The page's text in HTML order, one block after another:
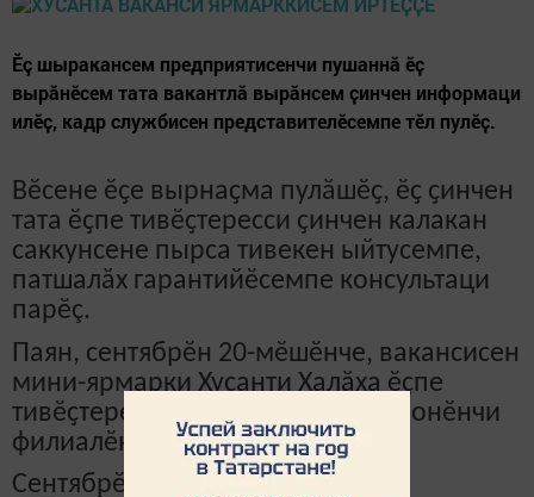
​​​​​​​Ӗç шыракансем предприятисенчи пушаннă ӗҫ
вырӑнӗсем тата вакантлӑ вырӑнсем ҫинчен информаци
илӗҫ, кадр службисен представителӗсемпе тӗл пулӗҫ.
Вӗсене ӗҫе вырнаҫма пулӑшӗҫ, ӗҫ ҫинчен
тата ӗҫпе тивӗҫтересси ҫинчен калакан
саккунсене пырса тивекен ыйтусемпе,
патшалӑх гарантийӗсемпе консультаци
парӗç.
Паян, сентябрӗн 20-мӗшӗнче, вакансисен
мини-ярмарки Хусанти Халӑха ӗҫпе
тивӗҫтерекен центрӑн Совет районӗнчи
филиалӗнче пулнă.
Сентябрӗн 21-мӗшӗнче ӗҫсӗр